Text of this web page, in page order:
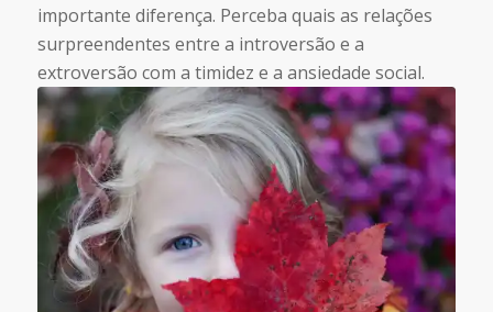
importante diferença. Perceba quais as relações
surpreendentes entre a introversão e a
extroversão com a timidez e a ansiedade social.